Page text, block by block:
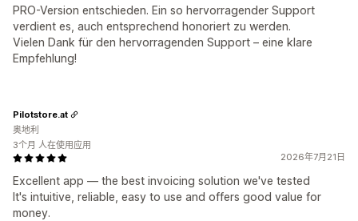
PRO-Version entschieden. Ein so hervorragender Support
verdient es, auch entsprechend honoriert zu werden.
Vielen Dank für den hervorragenden Support – eine klare
Empfehlung!
2026年7月21日
Excellent app — the best invoicing solution we've tested
It's intuitive, reliable, easy to use and offers good value for
money.
Pilotstore.at
奥地利
3个月 人在使用应用